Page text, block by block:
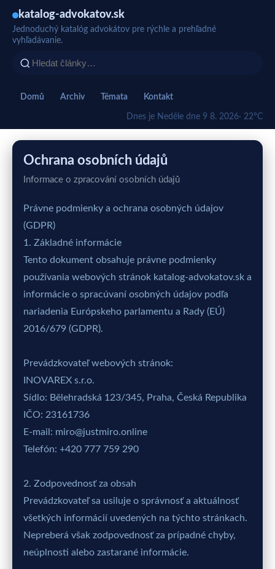
katalog-advokatov.sk
Jednoduchý katalóg advokátov pre rýchle a prehľadné
vyhľadávanie.
Domů Archiv Témata Kontakt
Dnes je Neděle dne 9 8. 2026· 22°C
Ochrana osobních údajů
Informace o zpracování osobních údajů
Právne podmienky a ochrana osobných údajov
(GDPR)
1. Základné informácie
Tento dokument obsahuje právne podmienky
používania webových stránok katalog-advokatov.sk a
informácie o spracúvaní osobných údajov podľa
nariadenia Európskeho parlamentu a Rady (EÚ)
2016/679 (GDPR).
Prevádzkovateľ webových stránok:
INOVAREX s.r.o.
Sídlo: Bělehradská 123/345, Praha, Česká Republika
IČO: 23161736
E-mail: miro@justmiro.online
Telefón: +420 777 759 290
2. Zodpovednosť za obsah
Prevádzkovateľ sa usiluje o správnosť a aktuálnosť
všetkých informácií uvedených na týchto stránkach.
Nepreberá však zodpovednosť za prípadné chyby,
neúplnosti alebo zastarané informácie.